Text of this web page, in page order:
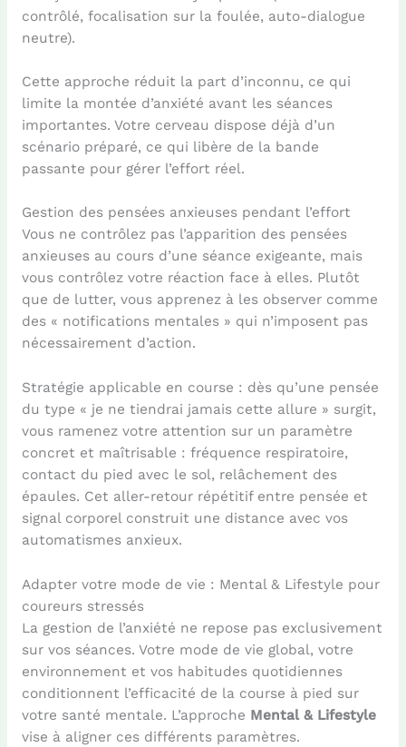
contrôlé, focalisation sur la foulée, auto-dialogue
neutre).
Cette approche réduit la part d’inconnu, ce qui
limite la montée d’anxiété avant les séances
importantes. Votre cerveau dispose déjà d’un
scénario préparé, ce qui libère de la bande
passante pour gérer l’effort réel.
Gestion des pensées anxieuses pendant l’effort
Vous ne contrôlez pas l’apparition des pensées
anxieuses au cours d’une séance exigeante, mais
vous contrôlez votre réaction face à elles. Plutôt
que de lutter, vous apprenez à les observer comme
des « notifications mentales » qui n’imposent pas
nécessairement d’action.
Stratégie applicable en course : dès qu’une pensée
du type « je ne tiendrai jamais cette allure » surgit,
vous ramenez votre attention sur un paramètre
concret et maîtrisable : fréquence respiratoire,
contact du pied avec le sol, relâchement des
épaules. Cet aller-retour répétitif entre pensée et
signal corporel construit une distance avec vos
automatismes anxieux.
Adapter votre mode de vie : Mental & Lifestyle pour
coureurs stressés
La gestion de l’anxiété ne repose pas exclusivement
sur vos séances. Votre mode de vie global, votre
environnement et vos habitudes quotidiennes
conditionnent l’efficacité de la course à pied sur
votre santé mentale. L’approche Mental & Lifestyle
vise à aligner ces différents paramètres.